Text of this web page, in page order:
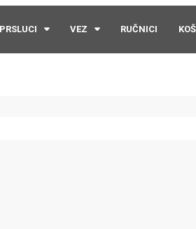
VEZ RUČNICI